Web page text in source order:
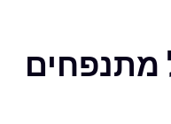
מתנפחים